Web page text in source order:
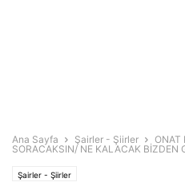
Ana Sayfa Şairler - Şiirler
ONAT
SORACAKSIN/ NE KALACAK BİZDEN
Şairler - Şiirler